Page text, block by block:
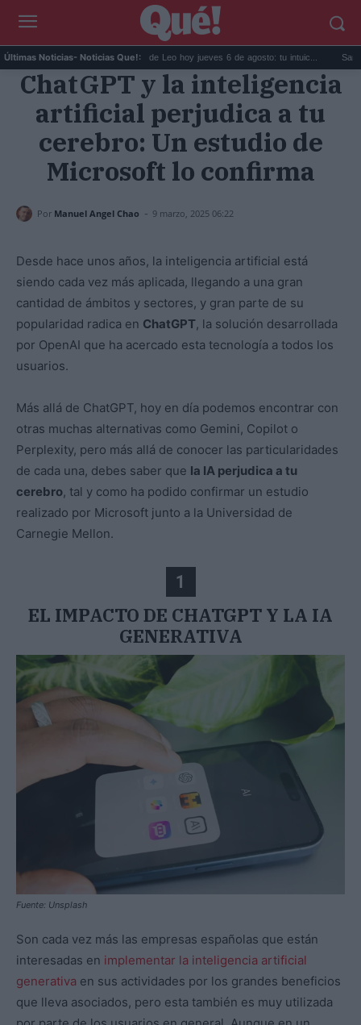
Últimas Noticias- Noticias Que!:
Javis en ... Horóscopo de Leo hoy jueves 6 de agosto: tu intuic... Sandokán
ChatGPT y la inteligencia
artificial perjudica a tu
cerebro: Un estudio de
Microsoft lo confirma
Por Manuel Angel Chao - 9 marzo, 2025 06:22
Desde hace unos años, la inteligencia artificial está
siendo cada vez más aplicada, llegando a una gran
cantidad de ámbitos y sectores, y gran parte de su
popularidad radica en ChatGPT, la solución desarrollada
por OpenAI que ha acercado esta tecnología a todos los
usuarios.
Más allá de ChatGPT, hoy en día podemos encontrar con
otras muchas alternativas como Gemini, Copilot o
Perplexity, pero más allá de conocer las particularidades
de cada una, debes saber que la IA perjudica a tu
cerebro, tal y como ha podido confirmar un estudio
realizado por Microsoft junto a la Universidad de
Carnegie Mellon.
1
EL IMPACTO DE CHATGPT Y LA IA
GENERATIVA
Fuente: Unsplash
Son cada vez más las empresas españolas que están
interesadas en implementar la inteligencia artificial
generativa en sus actividades por los grandes beneficios
que lleva asociados, pero esta también es muy utilizada